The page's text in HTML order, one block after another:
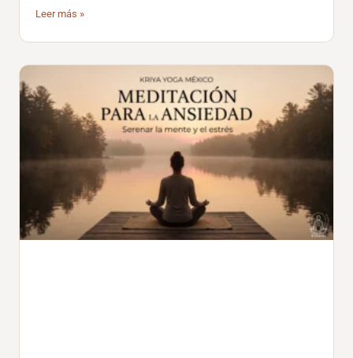
Leer más »